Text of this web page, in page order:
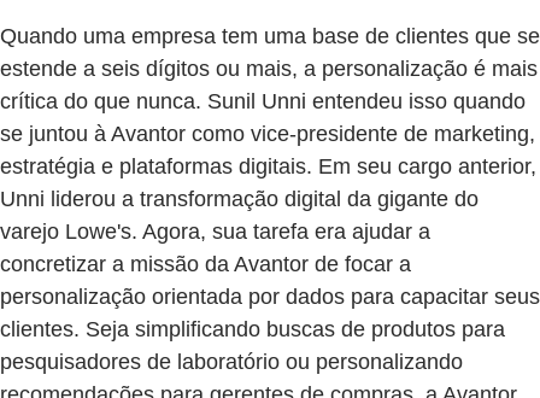
Quando uma empresa tem uma base de clientes que se
estende a seis dígitos ou mais, a personalização é mais
crítica do que nunca. Sunil Unni entendeu isso quando
se juntou à Avantor como vice-presidente de marketing,
estratégia e plataformas digitais. Em seu cargo anterior,
Unni liderou a transformação digital da gigante do
varejo Lowe's. Agora, sua tarefa era ajudar a
concretizar a missão da Avantor de focar a
personalização orientada por dados para capacitar seus
clientes. Seja simplificando buscas de produtos para
pesquisadores de laboratório ou personalizando